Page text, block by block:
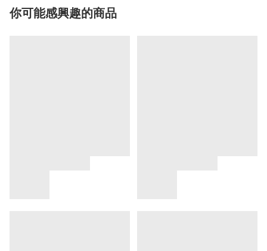
你可能感興趣的商品